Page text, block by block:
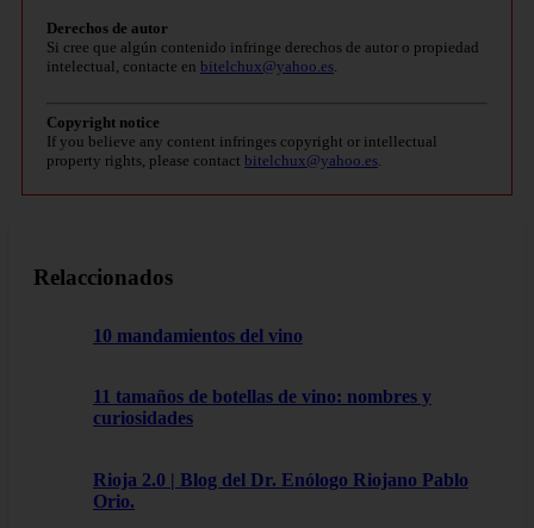
Derechos de autor
Si cree que algún contenido infringe derechos de autor o propiedad
intelectual, contacte en bitelchux@yahoo.es
Copyright notice
If you believe any content infringes copyright or intellectual
property rights, please contact bitelchux@yahoo.es
Relaccionados
10 mandamientos del vino
11 tamaños de botellas de vino: nombres y
curiosidades
Rioja 2.0 | Blog del Dr. Enólogo Riojano Pablo
Orio.